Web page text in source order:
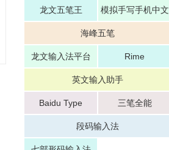
龙文五笔王 模拟手写手机中文
输入法神笔数码
海峰五笔
龙文输入法平台 Rime
英文输入助手
Baidu Type 三笔全能
段码输入法